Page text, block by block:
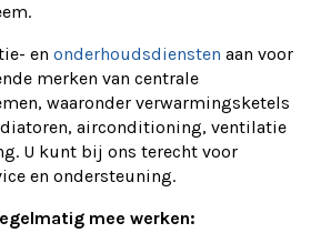
en onderhoudsdiensten aan voor
merken van centrale
waaronder verwarmingsketels
airconditioning, ventilatie
U kunt bij ons terecht voor
en ondersteuning.
mee werken: